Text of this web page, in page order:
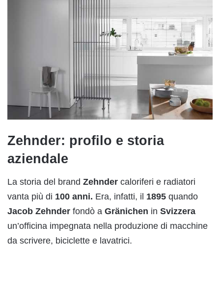
Zehnder: profilo e storia
aziendale
La storia del brand Zehnder caloriferi e radiatori
vanta più di 100 anni. Era, infatti, il 1895 quando
Jacob Zehnder fondò a Gränichen in Svizzera
un’officina impegnata nella produzione di macchine
da scrivere, biciclette e lavatrici.